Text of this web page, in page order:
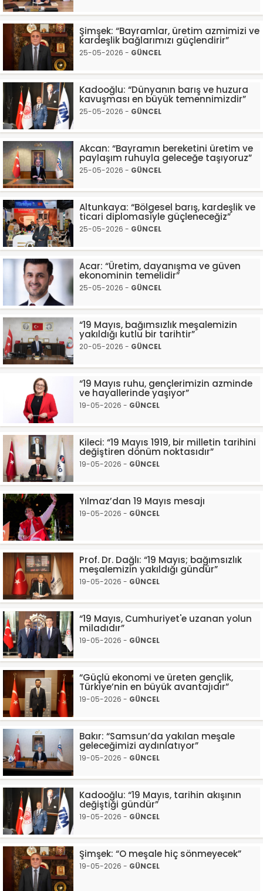
Şimşek: “Bayramlar, üretim azmimizi ve
kardeşlik bağlarımızı güçlendirir”
25-05-2026 - GÜNCEL
Kadooğlu: “Dünyanın barış ve huzura
kavuşması en büyük temennimizdir”
25-05-2026 - GÜNCEL
Akcan: “Bayramın bereketini üretim ve
paylaşım ruhuyla geleceğe taşıyoruz”
25-05-2026 - GÜNCEL
Altunkaya: “Bölgesel barış, kardeşlik ve
ticari diplomasiyle güçleneceğiz”
25-05-2026 - GÜNCEL
Acar: “Üretim, dayanışma ve güven
ekonominin temelidir”
25-05-2026 - GÜNCEL
“19 Mayıs, bağımsızlık meşalemizin
yakıldığı kutlu bir tarihtir”
20-05-2026 - GÜNCEL
“19 Mayıs ruhu, gençlerimizin azminde
ve hayallerinde yaşıyor”
19-05-2026 - GÜNCEL
Kileci: “19 Mayıs 1919, bir milletin tarihini
değiştiren dönüm noktasıdır”
19-05-2026 - GÜNCEL
Yılmaz’dan 19 Mayıs mesajı
19-05-2026 - GÜNCEL
Prof. Dr. Dağlı: “19 Mayıs; bağımsızlık
meşalemizin yakıldığı gündür”
19-05-2026 - GÜNCEL
“19 Mayıs, Cumhuriyet'e uzanan yolun
miladıdır”
19-05-2026 - GÜNCEL
“Güçlü ekonomi ve üreten gençlik,
Türkiye’nin en büyük avantajıdır”
19-05-2026 - GÜNCEL
Bakır: “Samsun’da yakılan meşale
geleceğimizi aydınlatıyor”
19-05-2026 - GÜNCEL
Kadooğlu: “19 Mayıs, tarihin akışının
değiştiği gündür”
19-05-2026 - GÜNCEL
Şimşek: “O meşale hiç sönmeyecek”
19-05-2026 - GÜNCEL